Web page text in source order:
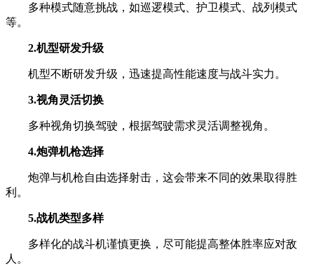
多种模式随意挑战，如巡逻模式、护卫模式、战列模式
等。
2.机型研发升级
机型不断研发升级，迅速提高性能速度与战斗实力。
3.视角灵活切换
多种视角切换驾驶，根据驾驶需求灵活调整视角。
4.炮弹机枪选择
炮弹与机枪自由选择射击，这会带来不同的效果取得胜
利。
5.战机类型多样
多样化的战斗机谨慎更换，尽可能提高整体胜率应对敌
人。